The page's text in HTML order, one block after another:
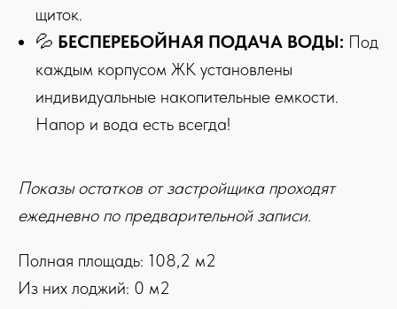
щиток.
💦 БЕСПЕРЕБОЙНАЯ ПОДАЧА ВОДЫ: Под
каждым корпусом ЖК установлены
индивидуальные накопительные емкости.
Напор и вода есть всегда!
Показы остатков от застройщика проходят
ежедневно по предварительной записи.
Полная площадь: 108,2 м2
Из них лоджий: 0 м2